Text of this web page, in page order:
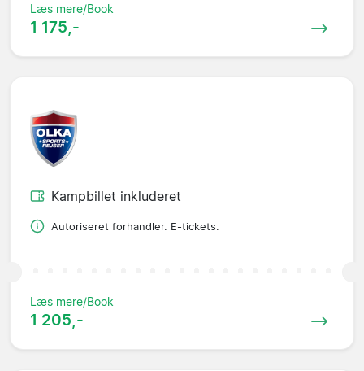
Læs mere/Book
1 175,-
Kampbillet inkluderet
Autoriseret forhandler. E-tickets.
Læs mere/Book
1 205,-